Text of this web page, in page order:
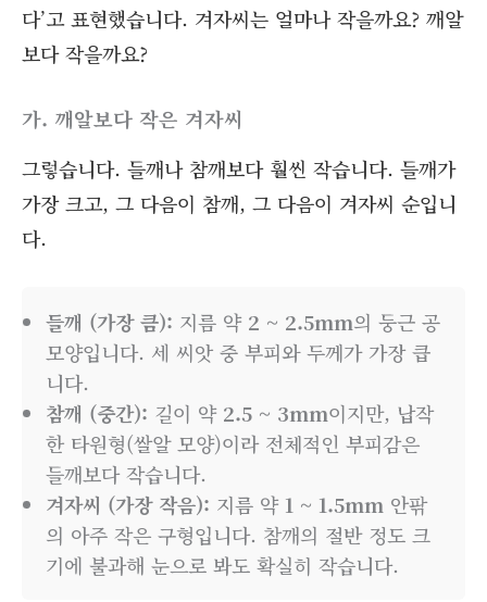
다’고 표현했습니다. 겨자씨는 얼마나 작을까요? 깨알
보다 작을까요?
가. 깨알보다 작은 겨자씨
그렇습니다. 들깨나 참깨보다 훨씬 작습니다. 들깨가
가장 크고, 그 다음이 참깨, 그 다음이 겨자씨 순입니
다.
들깨 (가장 큼): 지름 약 2 ~ 2.5mm의 둥근 공
모양입니다. 세 씨앗 중 부피와 두께가 가장 큽
니다.
참깨 (중간): 길이 약 2.5 ~ 3mm이지만, 납작
한 타원형(쌀알 모양)이라 전체적인 부피감은
들깨보다 작습니다.
겨자씨 (가장 작음): 지름 약 1 ~ 1.5mm 안팎
의 아주 작은 구형입니다. 참깨의 절반 정도 크
기에 불과해 눈으로 봐도 확실히 작습니다.